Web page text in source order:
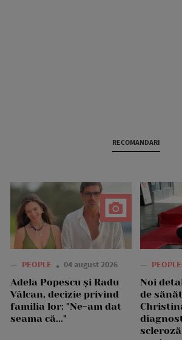
RECOMANDARI
— PEOPLE 04 august 2026
Adela Popescu și Radu
Vâlcan, decizie privind
familia lor: "Ne-am dat
seama că..."
— PEOPLE
Noi
de